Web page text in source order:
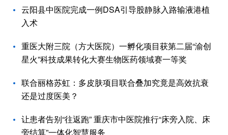
云阳县中医院完成一例DSA引导股静脉入路输液港植
入术
重医大附三院（方大医院）一孵化项目获第二届“渝创
星火”科技成果转化大赛生物医药领域赛一等奖
联合丽格苏虹：多皮肤项目联合叠加究竟是高效抗衰
还是过度医美？
让患者告别“往返跑” 重庆市中医院推行“床旁入院、床
旁结算”一体化智慧服务